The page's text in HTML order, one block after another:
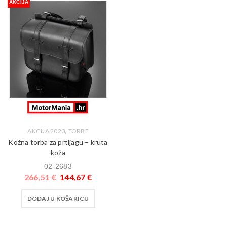
AKCIJA
AKCIJA 2023, TORBE
Kožna torba za prtljagu – kruta
koža
02-2683
266,51€ 144,67 €
DODAJ U KOŠARICU